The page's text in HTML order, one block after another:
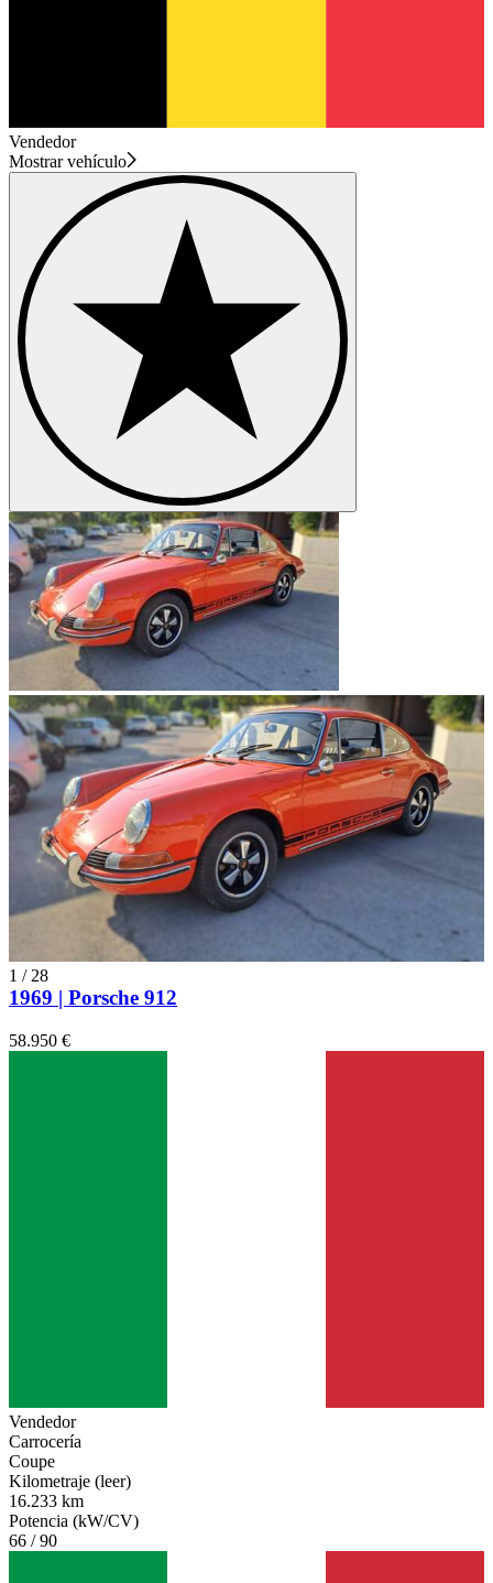
Vendedor
Mostrar vehículo
1 / 28
1969 | Porsche 912
58.950 €
Vendedor
Carrocería
Coupe
Kilometraje (leer)
16.233 km
Potencia (kW/CV)
66 / 90